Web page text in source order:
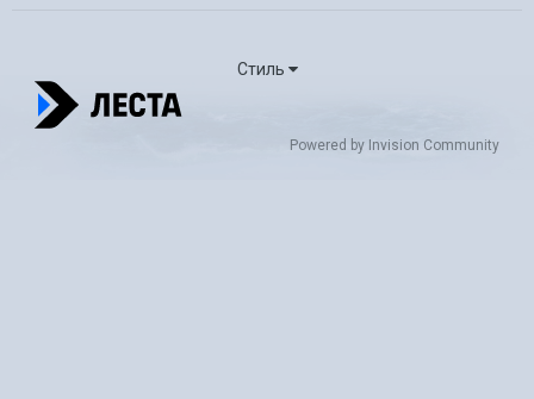
Стиль
Powered by Invision Community